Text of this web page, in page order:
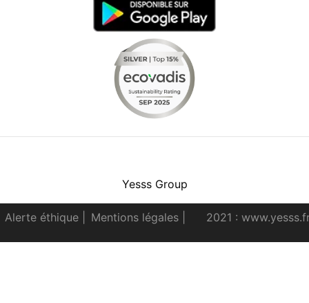
Yesss Group
Alerte éthique Mentions légales 2021 :